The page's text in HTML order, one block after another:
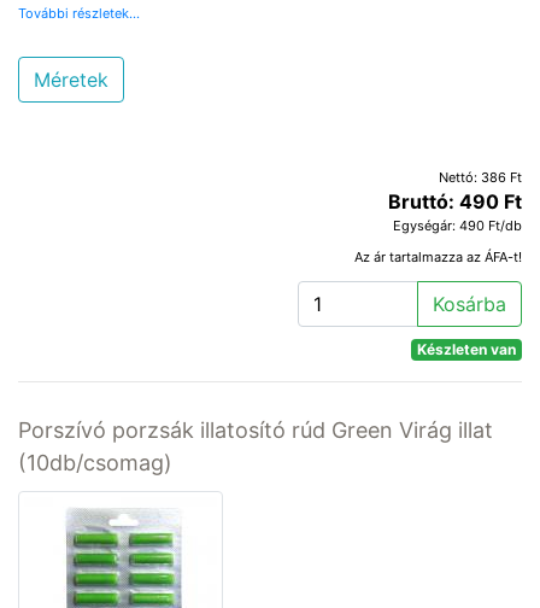
További részletek...
Méretek
Nettó: 386 Ft
Bruttó: 490 Ft
Egységár: 490 Ft/db
Az ár tartalmazza az ÁFA-t!
Kosárba
Készleten van
Porszívó porzsák illatosító rúd Green Virág illat
(10db/csomag)